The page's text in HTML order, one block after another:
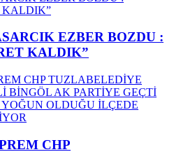
EZBER BOZDU :
KALDIK”
CHP